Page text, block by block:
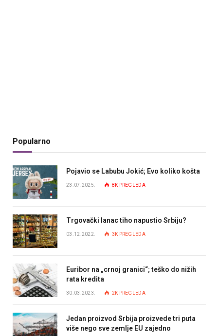
Popularno
Pojavio se Labubu Jokić; Evo koliko košta
23.07.2025. 8K PREGLEDA
Trgovački lanac tiho napustio Srbiju?
03.12.2022. 3K PREGLEDA
Euribor na „crnoj granici“; teško do nižih
rata kredita
30.03.2023. 2K PREGLEDA
Jedan proizvod Srbija proizvede tri puta
više nego sve zemlje EU zajedno